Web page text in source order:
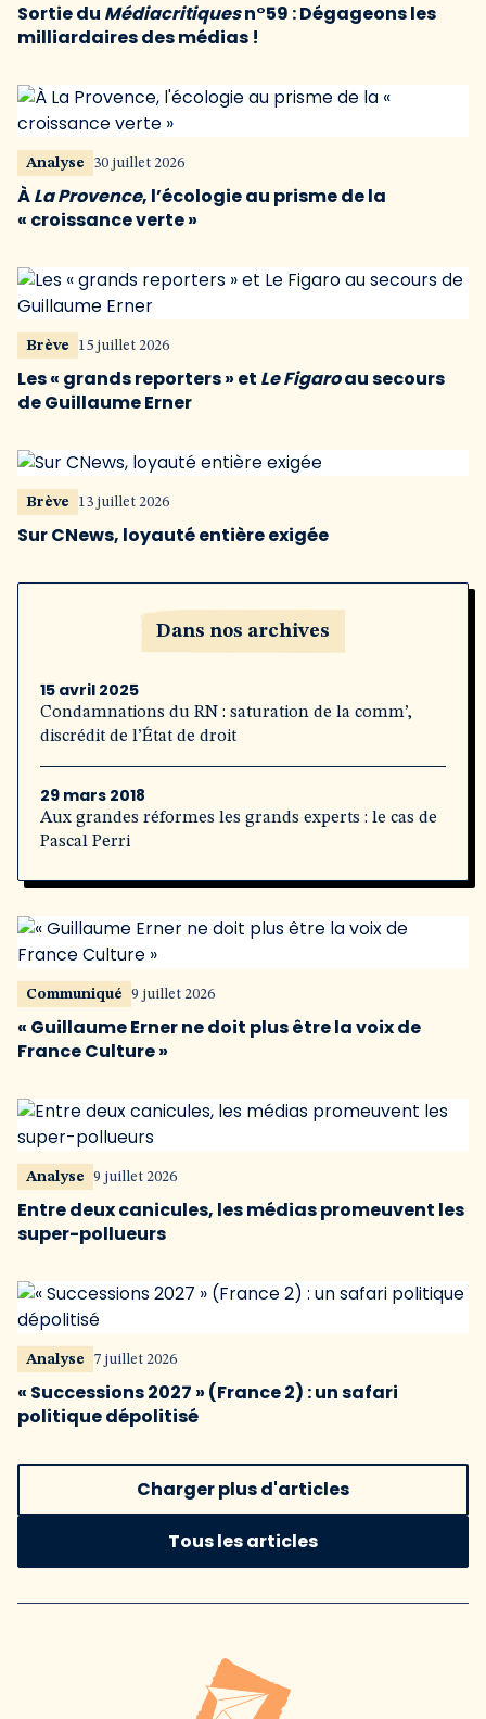
Sortie du Médiacritiquesn°59 : Dégageons les
milliardaires des médias !
Analyse 30 juillet 2026
ÀLa Provence, l’écologie au prisme de la
« croissance verte »
Brève 15 juillet 2026
Les « grands reporters » et Le Figaroau secours
de Guillaume Erner
Brève 13 juillet 2026
Sur CNews, loyauté entière exigée
Dans nos archives
15 avril 2025
Condamnations du RN : saturation de la comm’,
discrédit de l’État de droit
29 mars 2018
Aux grandes réformes les grands experts : le cas de
Pascal Perri
Communiqué 9 juillet 2026
« Guillaume Erner ne doit plus être la voix de
France Culture »
Analyse 9 juillet 2026
Entre deux canicules, les médias promeuvent les
super-pollueurs
Analyse 7 juillet 2026
« Successions 2027 » (France 2) : un safari
politique dépolitisé
Charger plus d'articles
Tous les articles